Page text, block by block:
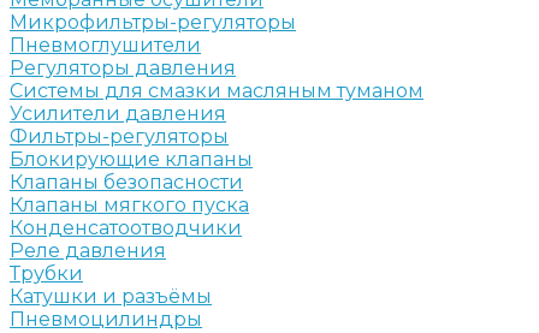
Микрофильтры-регуляторы
Пневмоглушители
Регуляторы давления
Системы для смазки масляным туманом
Усилители давления
Фильтры-регуляторы
Блокирующие клапаны
Клапаны безопасности
Клапаны мягкого пуска
Конденсатоотводчики
Реле давления
Трубки
Катушки и разъёмы
Пневмоцилиндры